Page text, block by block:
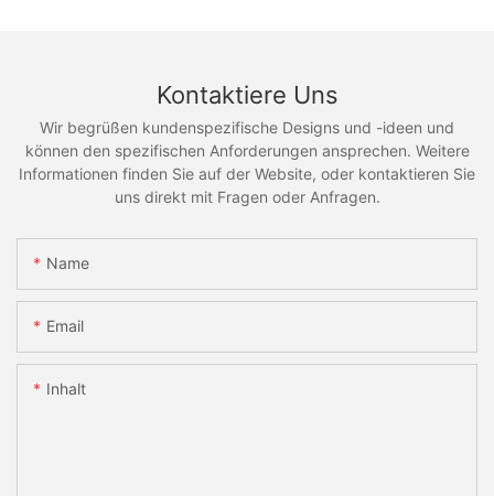
Kontaktiere Uns
Wir begrüßen kundenspezifische Designs und -ideen und
können den spezifischen Anforderungen ansprechen. Weitere
Informationen finden Sie auf der Website, oder kontaktieren Sie
uns direkt mit Fragen oder Anfragen.
Name
Email
Inhalt